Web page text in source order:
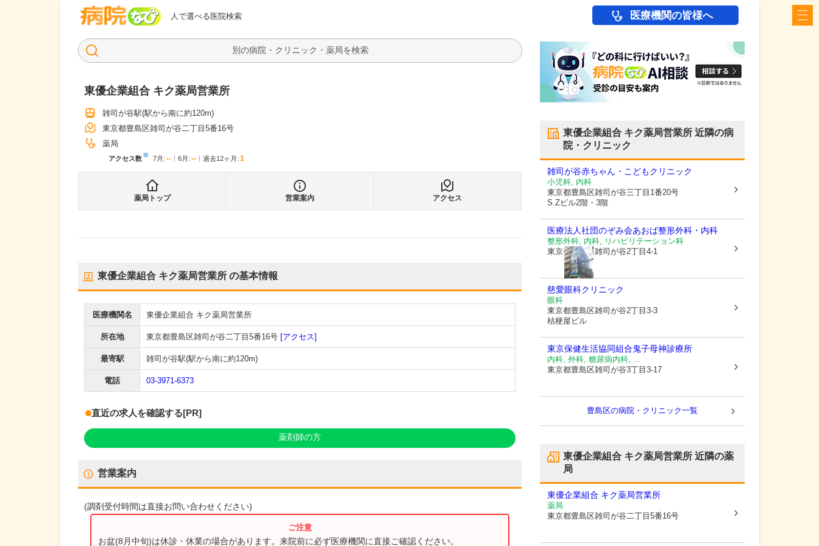
人で選べる医院検索
病院なび 医療機関の皆様へ
検索
東優企業組合 キク薬局営業所
雑司が谷駅(駅から南に約120m)
東京都豊島区雑司が谷二丁目5番16号
薬局
アクセス数※ 7月 : -- 6月 : -- 過去12ヶ月: 1
薬局トップ 営業案内 アクセス
東優企業組合 キク薬局営業所 の基本情報
医療機関名 東優企業組合 キク薬局営業所
所在地 東京都豊島区雑司が谷二丁目5番16号 [アクセス]
最寄駅 雑司が谷駅(駅から南に約120m)
電話 03-3971-6373
直近の求人を確認する[PR]
薬剤師の方
営業案内
(調剤受付時間は直接お問い合わせください)
お盆(8月中旬)は休診・休業の場合があります。来院前に必ず医療機関に直接ご確認ください。
東優企業組合 キク薬局営業所 近隣の病
院・クリニック
雑司が谷赤ちゃん・こどもクリニック
小児科, 内科
東京都豊島区雑司が谷三丁目1番20号
S.Zビル2階・3階
医療法人社団のぞみ会あおば整形外科・内科
整形外科, 内科, リハビリテーション科
東京都豊島区雑司が谷2丁目4-1
慈愛眼科クリニック
眼科
東京都豊島区雑司が谷2丁目3-3
桔梗屋ビル
東京保健生活協同組合 鬼子母神診療所
内科, 外科, 糖尿病内科, ...
東京都豊島区雑司が谷3丁目3-17
豊島区の病院・クリニック一覧
東優企業組合 キク薬局営業所 近隣の薬
局
東優企業組合 キク薬局営業所
薬局
東京都豊島区雑司が谷二丁目5番16号